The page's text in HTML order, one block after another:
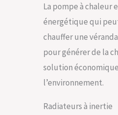
La pompe à chaleur
énergétique qui
chauffer une
pour générer de la
solution
l’environnement.
Radiateurs à inertie